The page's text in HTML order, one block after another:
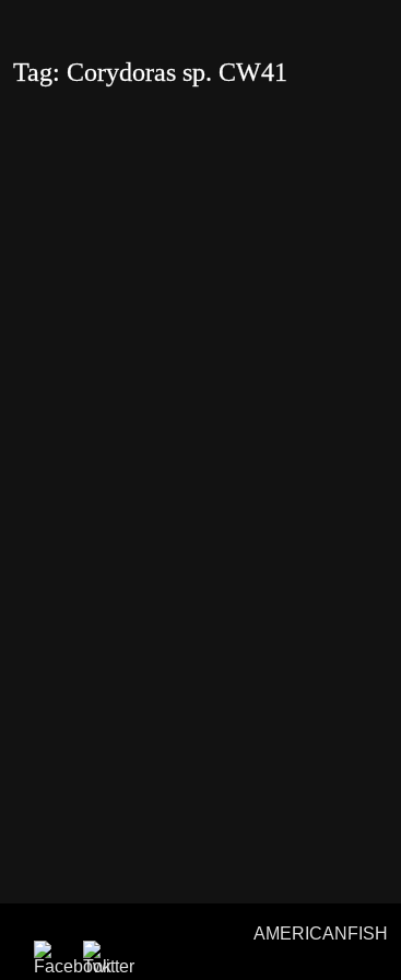
Tag: Corydoras sp. CW41
AMERICANFISH